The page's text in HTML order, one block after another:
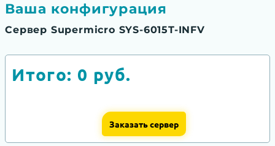
Ваша конфигурация
Сервер Supermicro SYS-6015T-INFV
Итого: 0 руб.
Заказать сервер